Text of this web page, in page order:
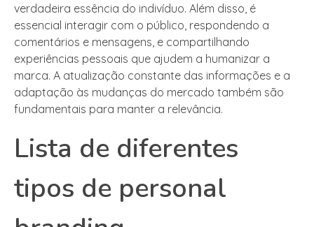
verdadeira essência do indivíduo. Além disso, é
essencial interagir com o público, respondendo a
comentários e mensagens, e compartilhando
experiências pessoais que ajudem a humanizar a
marca. A atualização constante das informações e a
adaptação às mudanças do mercado também são
fundamentais para manter a relevância.
Lista de diferentes
tipos de personal